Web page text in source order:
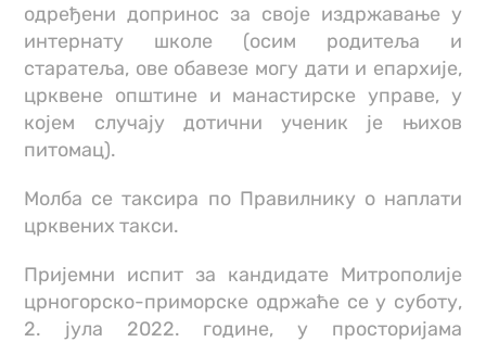
одређени допринос за своје издржавање у
интернату школе (осим родитеља и
старатеља, ове обавезе могу дати и епархије,
црквене општине и манастирске управе, у
којем случају дотични ученик је њихов
питомац).
Молба се таксира по Правилнику о наплати
црквених такси.
Пријемни испит за кандидате Митрополије
црногорско-приморске одржаће се у суботу,
2. јула 2022. године, у просторијама